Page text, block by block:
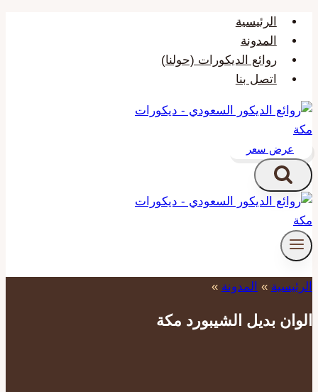
التجاوز
المحتوى
الرئيسية
المدونة
روائع الديكورات (حولنا)
اتصل بنا
عرض سعر
الرئيسية » المدونة »
الوان بديل الشيبورد مكة